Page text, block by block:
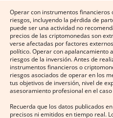
Operar con instrumentos financieros
riesgos, incluyendo la pérdida de
puede ser una actividad no
precios de las criptomonedas son
verse afectadas por factores
político. Operar con apalancamiento
riesgos de la inversión. Antes de
instrumentos financieros o
riesgos asociados de operar en los
tus objetivos de inversión, nivel de
asesoramiento profesional en el
Recuerda que los datos publicados
precisos ni emitidos en tiempo real.